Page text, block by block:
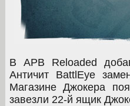
В APB Reloaded
Античит BattlEye
Магазине Джокера
завезли 22-й ящик